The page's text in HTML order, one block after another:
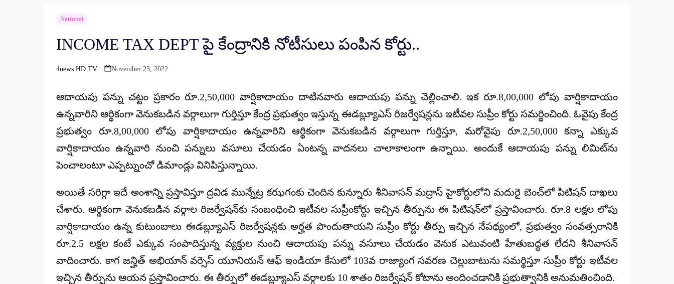
National
INCOME TAX DEPT పై కేంద్రానికి నోటీసులు పంపిన కోర్టు..
Posted
4news HD TV November 23, 2022
ఆదాయపు పన్ను చట్టం ప్రకారం రూ.2,50,000 వార్షికాదాయం దాటినవారు ఆదాయపు పన్ను చెల్లించాలి. ఇక రూ.8,00,000 లోపు వార్షికాదాయం
ఉన్నవారిని ఆర్థికంగా వెనుకబడిన వర్గాలుగా గుర్తిస్తూ కేంద్ర ప్రభుత్వం ఇస్తున్న ఈడబ్ల్యూఎస్ రిజర్వేషన్లను ఇటీవల సుప్రీం కోర్టు సమర్థించింది. ఓవైపు కేంద్ర
ప్రభుత్వం రూ.8,00,000 లోపు వార్షికాదాయం ఉన్నవారిని ఆర్థికంగా వెనుకబడిన వర్గాలుగా గుర్తిస్తూ, మరోవైపు రూ.2,50,000 కన్నా ఎక్కువ
వార్షికాదాయం ఉన్నవారి నుంచి పన్నులు వసూలు చేయడం ఏంటన్న వాదనలు చాలాకాలంగా ఉన్నాయి. అందుకే ఆదాయపు పన్ను లిమిట్‌ను
పెంచాలంటూ ఎప్పట్నుంచో డిమాండ్లు వినిపిస్తున్నాయి.
అయితే సరిగ్గా ఇదే అంశాన్ని ప్రస్తావిస్తూ ద్రవిడ మున్నేట్ర కఝగంకు చెందిన కున్నూరు శీనివాసన్ మద్రాస్ హైకోర్టులోని మదురై బెంచ్‌లో పిటిషన్ దాఖలు
చేశారు. ఆర్థికంగా వెనుకబడిన వర్గాల రిజర్వేషన్‌కు సంబంధించి ఇటీవల సుప్రీంకోర్టు ఇచ్చిన తీర్పును ఈ పిటిషన్‌లో ప్రస్తావించారు. రూ.8 లక్షల లోపు
వార్షికాదాయం ఉన్న కుటుంబాలు ఈడబ్ల్యూఎస్ రిజర్వేషన్లకు అర్హత పొందుతాయని సుప్రీం కోర్టు తీర్పు ఇచ్చిన నేపథ్యంలో, ప్రభుత్వం సంవత్సరానికి
రూ.2.5 లక్షల కంటే ఎక్కువ సంపాదిస్తున్న వ్యక్తుల నుంచి ఆదాయపు పన్ను వసూలు చేయడం వెనుక ఎటువంటి హేతుబద్ధత లేదని శీనివాసన్
వాదించారు. కాగ జన్హిత్ అభియాన్ వర్సెస్ యూనియన్ ఆఫ్ ఇండియా కేసులో 103వ రాజ్యాంగ సవరణ చెల్లుబాటును సమర్థిస్తూ సుప్రీం కోర్టు ఇటీవల
ఇచ్చిన తీర్పును ఆయన ప్రస్తావించారు. ఈ తీర్పులో ఈడబ్ల్యూఎస్ వర్గాలకు 10 శాతం రిజర్వేషన్ కోటాను అందించడానికి ప్రభుత్వానికి అనుమతించింది.